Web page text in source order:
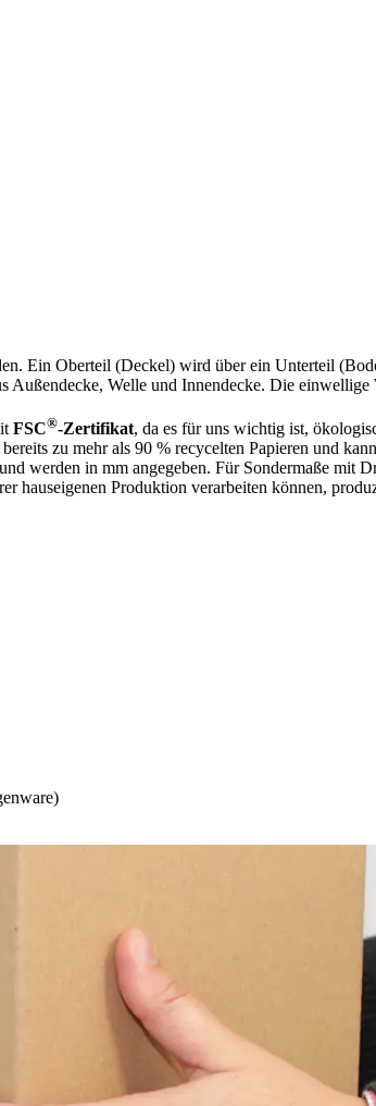
Ein Oberteil (Deckel) wird über ein Unterteil
Außendecke, Welle und Innendecke. Die
FSC®-Zertifikat, da es für uns wichtig ist,
zu mehr als 90 % recycelten Papieren und
werden in mm angegeben. Für Sondermaße mit
hauseigenen Produktion verarbeiten können,